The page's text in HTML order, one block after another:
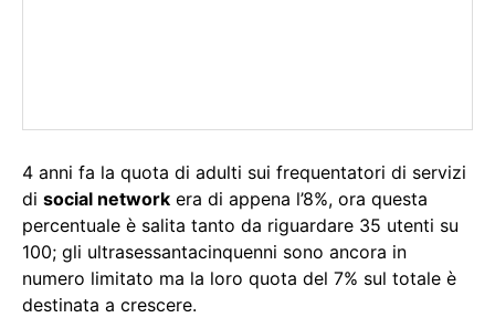
4 anni fa la quota di adulti sui frequentatori di servizi
di social network era di appena l’8%, ora questa
percentuale è salita tanto da riguardare 35 utenti su
100; gli ultrasessantacinquenni sono ancora in
numero limitato ma la loro quota del 7% sul totale è
destinata a crescere.